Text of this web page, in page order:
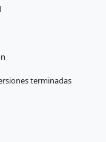
terminadas